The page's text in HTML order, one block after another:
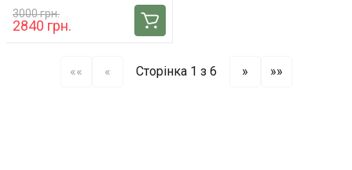
3000 грн.
2840 грн.
«« « Сторінка 1 з 6 » »»